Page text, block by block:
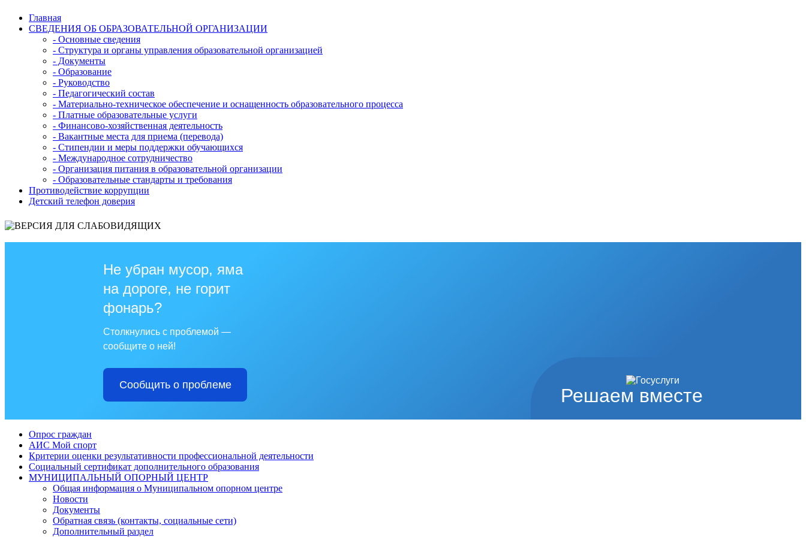
Главная
СВЕДЕНИЯ ОБ ОБРАЗОВАТЕЛЬНОЙ ОРГАНИЗАЦИИ
- Основные сведения
- Структура и органы управления образовательной организацией
- Документы
- Образование
- Руководство
- Педагогический состав
- Материально-техническое обеспечение и оснащенность образовательного процесса
- Платные образовательные услуги
- Финансово-хозяйственная деятельность
- Вакантные места для приема (перевода)
- Стипендии и меры поддержки обучающихся
- Международное сотрудничество
- Организация питания в образовательной организации
- Образовательные стандарты и требования
Противодействие коррупции
Детский телефон доверия
Решаем вместе
Не убран мусор, яма
на дороге, не горит
фонарь?
Столкнулись с проблемой —
сообщите о ней!
Сообщить о проблеме
Опрос граждан
АИС Мой спорт
Критерии оценки результативности профессиональной деятельности
Социальный сертификат дополнительного образования
МУНИЦИПАЛЬНЫЙ ОПОРНЫЙ ЦЕНТР
Общая информация о Муниципальном опорном центре
Новости
Документы
Обратная связь (контакты, социальные сети)
Дополнительный раздел